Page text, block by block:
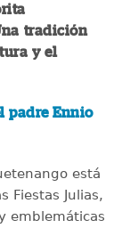
tradición
y el
padre Ennio
está
Fiestas Julias,
emblemáticas